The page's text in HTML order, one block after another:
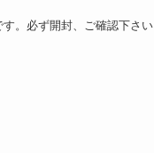
。必ず開封、ご確認下さい